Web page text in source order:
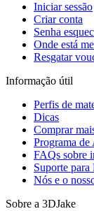
Iniciar sessão
Criar conta
Senha
Onde está
Resgatar
Informação útil
Perfis de
Dicas
Comprar
Programa
FAQs sobre
Suporte para
Nós e o
Sobre a 3DJake